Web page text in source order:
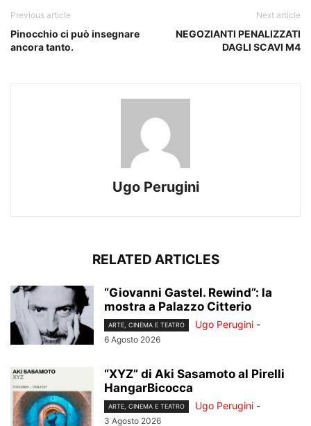
Previous article
Pinocchio ci può insegnare
ancora tanto.
Next article
NEGOZIANTI PENALIZZATI
DAGLI SCAVI M4
Ugo Perugini
RELATED ARTICLES
“Giovanni Gastel. Rewind”: la
mostra a Palazzo Citterio
ARTE, CINEMA E TEATRO Ugo Perugini -
6 Agosto 2026
“XYZ” di Aki Sasamoto al Pirelli
HangarBicocca
ARTE, CINEMA E TEATRO Ugo Perugini -
3 Agosto 2026